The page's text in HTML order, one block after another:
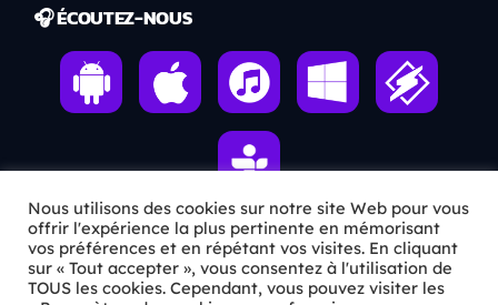
🎧 ÉCOUTEZ-NOUS
ℹ️ INFOS PRATIQUES
Nous utilisons des cookies sur notre site Web pour vous
offrir l'expérience la plus pertinente en mémorisant
vos préférences et en répétant vos visites. En cliquant
sur « Tout accepter », vous consentez à l'utilisation de
TOUS les cookies. Cependant, vous pouvez visiter les